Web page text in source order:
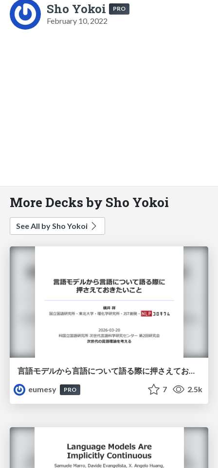
Sho Yokoi PRO
February 10, 2022
More Decks by Sho Yokoi
See All by Sho Yokoi
言語モデルから言語について語る際に押さえておきたいこと
eumesy
PRO 7 2.5k